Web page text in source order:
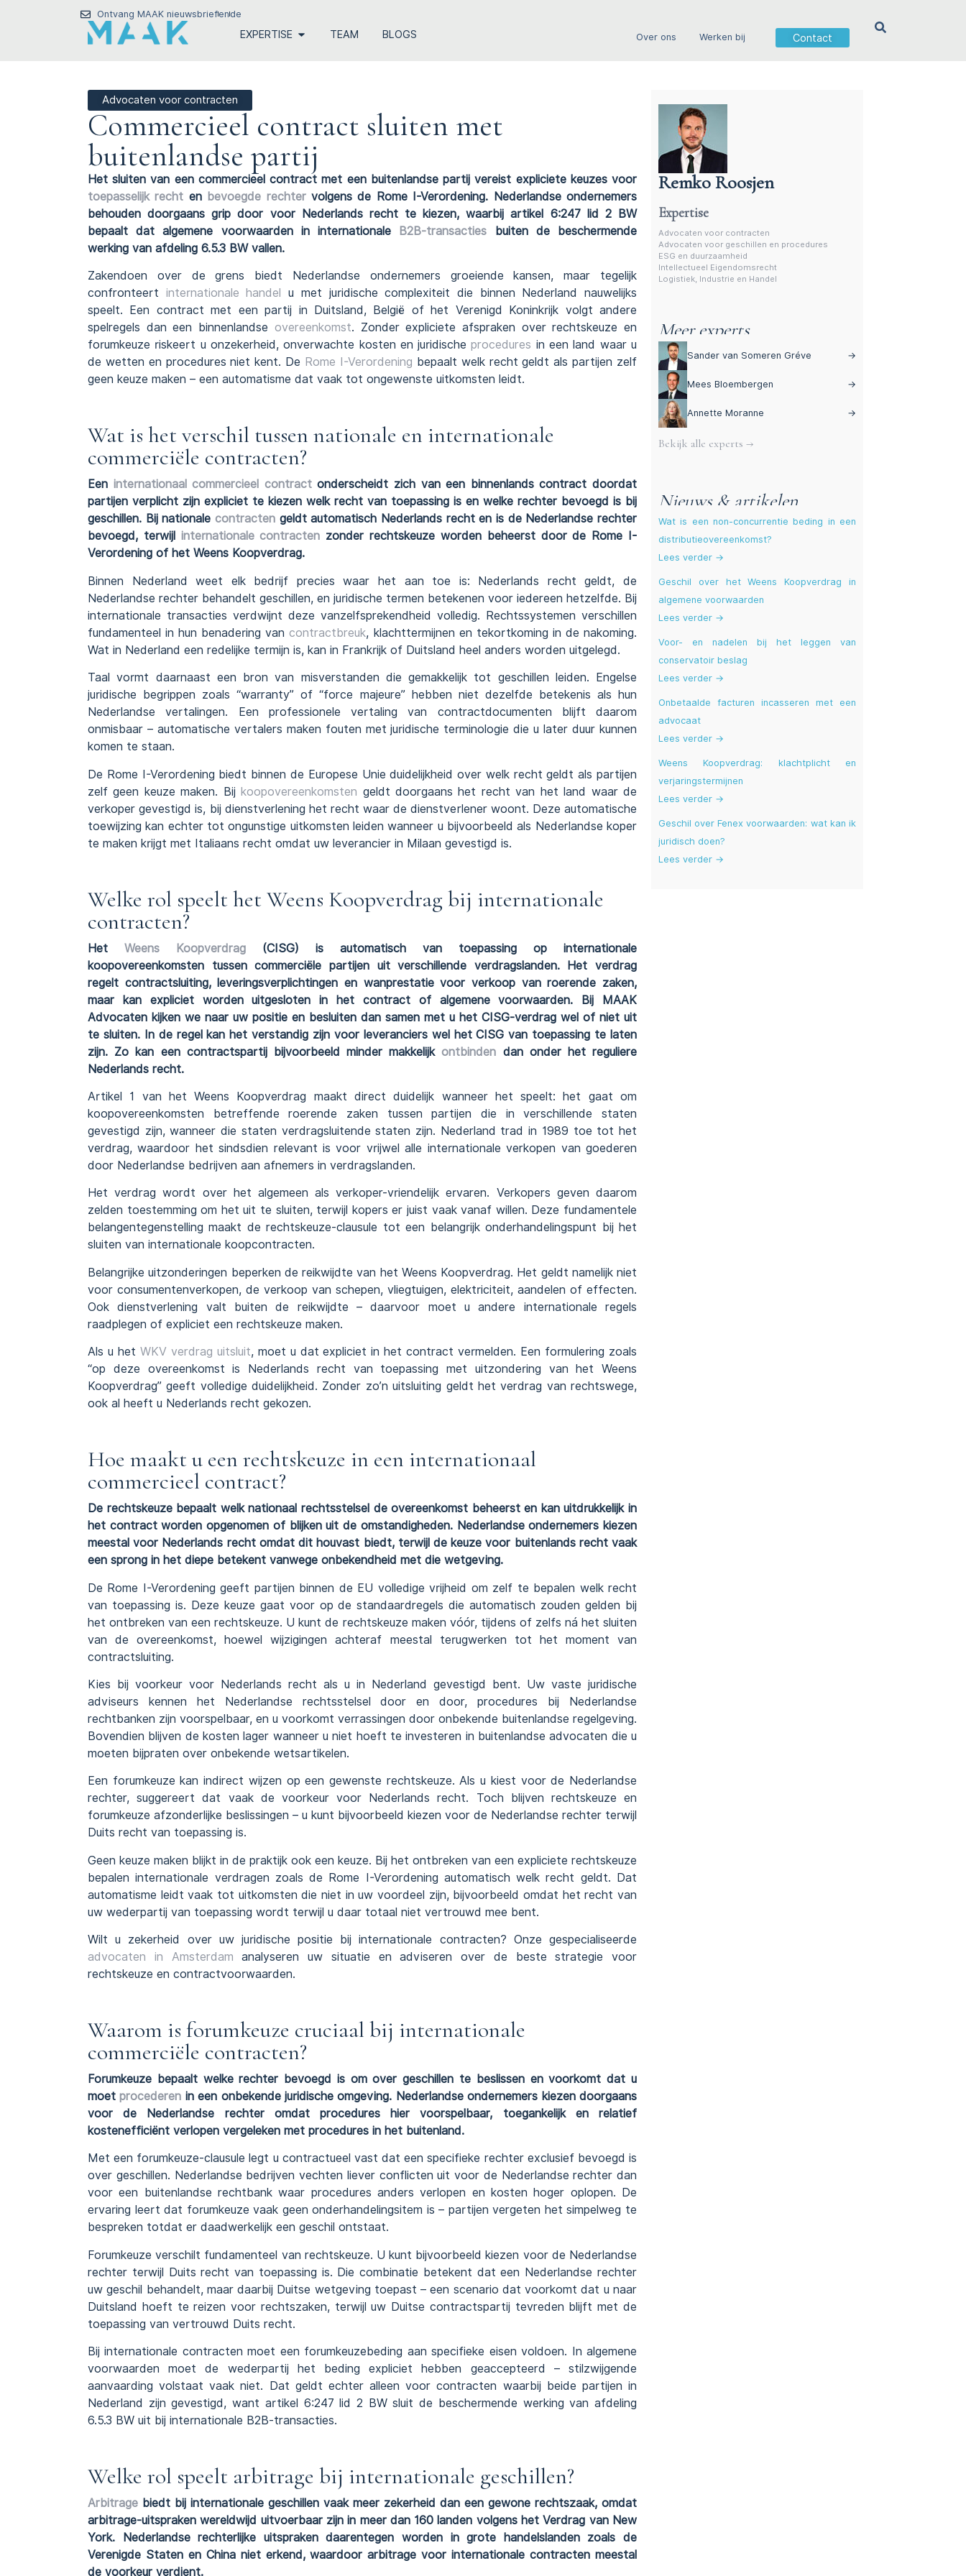
Ontvang MAAK nieuwsbriefende
EXPERTISE TEAM BLOGS Over ons Werken bij Contact
Advocaten voor contracten
Commercieel contract sluiten met
buitenlandse partij
Het sluiten van een commercieel contract met een buitenlandse partij vereist expliciete keuzes voor
toepasselijk recht en bevoegde rechtervolgens de Rome I-Verordening. Nederlandse ondernemers
behouden doorgaans grip door voor Nederlands recht te kiezen, waarbij artikel 6:247 lid 2 BW
bepaalt dat algemene voorwaarden in internationale B2B-transacties buiten de beschermende
werking van afdeling 6.5.3 BW vallen.
Zakendoen over de grens biedt Nederlandse ondernemers groeiende kansen, maar tegelijk
confronteert internationale handel
u met juridische complexiteit die binnen Nederland nauwelijks
speelt. Een contract met een partij in Duitsland, België of het Verenigd Koninkrijk volgt andere
spelregels dan een binnenlandse overeenkomst. Zonder expliciete afspraken over rechtskeuze en
forumkeuze riskeert u onzekerheid, onverwachte kosten en juridischeprocedures in een land waar u
de wetten en procedures niet kent. De Rome I-Verordening bepaalt welk recht geldt als partijen zelf
geen keuze maken – een automatisme dat vaak tot ongewenste uitkomsten leidt.
Wat is het verschil tussen nationale en internationale
commerciële contracten?
Een internationaal commercieel contractonderscheidt zich van een binnenlands contract doordat
partijen verplicht zijn expliciet te kiezen welk recht van toepassing is en welke rechter bevoegd is bij
geschillen. Bij nationale contracten geldt automatisch Nederlands recht en is de Nederlandse rechter
bevoegd, terwijl internationale contracten zonder rechtskeuze worden beheerst door de Rome I-
Verordening of het Weens Koopverdrag.
Binnen Nederland weet elk bedrijf precies waar het aan toe is: Nederlands recht geldt, de
Nederlandse rechter behandelt geschillen, en juridische termen betekenen voor iedereen hetzelfde. Bij
internationale transacties verdwijnt deze vanzelfsprekendheid volledig. Rechtssystemen verschillen
fundamenteel in hun benadering vancontractbreuk, klachttermijnen en tekortkoming in de nakoming.
Wat in Nederland een redelijke termijn is, kan in Frankrijk of Duitsland heel anders worden uitgelegd.
Taal vormt daarnaast een bron van misverstanden die gemakkelijk tot geschillen leiden. Engelse
juridische begrippen zoals “warranty” of “force majeure” hebben niet dezelfde betekenis als hun
Nederlandse vertalingen. Een professionele vertaling van contractdocumenten blijft daarom
onmisbaar – automatische vertalers maken fouten met juridische terminologie die u later duur kunnen
komen te staan.
De Rome I-Verordening biedt binnen de Europese Unie duidelijkheid over welk recht geldt als partijen
zelf geen keuze maken. Bijkoopovereenkomsten geldt doorgaans het recht van het land waar de
verkoper gevestigd is, bij dienstverlening het recht waar de dienstverlener woont. Deze automatische
toewijzing kan echter tot ongunstige uitkomsten leiden wanneer u bijvoorbeeld als Nederlandse koper
te maken krijgt met Italiaans recht omdat uw leverancier in Milaan gevestigd is.
Welke rol speelt het Weens Koopverdrag bij internationale
contracten?
Het Weens Koopverdrag (CISG) is automatisch van toepassing op internationale
koopovereenkomsten tussen commerciële partijen uit verschillende verdragslanden. Het verdrag
regelt contractsluiting, leveringsverplichtingen en wanprestatie voor verkoop van roerende zaken,
maar kan expliciet worden uitgesloten in het contract of algemene voorwaarden. Bij MAAK
Advocaten kijken we naar uw positie en besluiten dan samen met u het CISG-verdrag wel of niet uit
te sluiten. In de regel kan het verstandig zijn voor leveranciers wel het CISG van toepassing te laten
zijn. Zo kan een contractspartij bijvoorbeeld minder makkelijkontbinden dan onder het reguliere
Nederlands recht.
Artikel 1 van het Weens Koopverdrag maakt direct duidelijk wanneer het speelt: het gaat om
koopovereenkomsten betreffende roerende zaken tussen partijen die in verschillende staten
gevestigd zijn, wanneer die staten verdragsluitende staten zijn. Nederland trad in 1989 toe tot het
verdrag, waardoor het sindsdien relevant is voor vrijwel alle internationale verkopen van goederen
door Nederlandse bedrijven aan afnemers in verdragslanden.
Het verdrag wordt over het algemeen als verkoper-vriendelijk ervaren. Verkopers geven daarom
zelden toestemming om het uit te sluiten, terwijl kopers er juist vaak vanaf willen. Deze fundamentele
belangentegenstelling maakt de rechtskeuze-clausule tot een belangrijk onderhandelingspunt bij het
sluiten van internationale koopcontracten.
Belangrijke uitzonderingen beperken de reikwijdte van het Weens Koopverdrag. Het geldt namelijk niet
voor consumentenverkopen, de verkoop van schepen, vliegtuigen, elektriciteit, aandelen of effecten.
Ook dienstverlening valt buiten de reikwijdte – daarvoor moet u andere internationale regels
raadplegen of expliciet een rechtskeuze maken.
Als u het WKV verdrag uitsluit, moet u dat expliciet in het contract vermelden. Een formulering zoals
“op deze overeenkomst is Nederlands recht van toepassing met uitzondering van het Weens
Koopverdrag” geeft volledige duidelijkheid. Zonder zo’n uitsluiting geldt het verdrag van rechtswege,
ook al heeft u Nederlands recht gekozen.
Hoe maakt u een rechtskeuze in een internationaal
commercieel contract?
De rechtskeuze bepaalt welk nationaal rechtsstelsel de overeenkomst beheerst en kan uitdrukkelijk in
het contract worden opgenomen of blijken uit de omstandigheden. Nederlandse ondernemers kiezen
meestal voor Nederlands recht omdat dit houvast biedt, terwijl de keuze voor buitenlands recht vaak
een sprong in het diepe betekent vanwege onbekendheid met die wetgeving.
De Rome I-Verordening geeft partijen binnen de EU volledige vrijheid om zelf te bepalen welk recht
van toepassing is. Deze keuze gaat voor op de standaardregels die automatisch zouden gelden bij
het ontbreken van een rechtskeuze. U kunt de rechtskeuze maken vóór, tijdens of zelfs ná het sluiten
van de overeenkomst, hoewel wijzigingen achteraf meestal terugwerken tot het moment van
contractsluiting.
Kies bij voorkeur voor Nederlands recht als u in Nederland gevestigd bent. Uw vaste juridische
adviseurs kennen het Nederlandse rechtsstelsel door en door, procedures bij Nederlandse
rechtbanken zijn voorspelbaar, en u voorkomt verrassingen door onbekende buitenlandse regelgeving.
Bovendien blijven de kosten lager wanneer u niet hoeft te investeren in buitenlandse advocaten die u
moeten bijpraten over onbekende wetsartikelen.
Een forumkeuze kan indirect wijzen op een gewenste rechtskeuze. Als u kiest voor de Nederlandse
rechter, suggereert dat vaak de voorkeur voor Nederlands recht. Toch blijven rechtskeuze en
forumkeuze afzonderlijke beslissingen – u kunt bijvoorbeeld kiezen voor de Nederlandse rechter terwijl
Duits recht van toepassing is.
Geen keuze maken blijkt in de praktijk ook een keuze. Bij het ontbreken van een expliciete rechtskeuze
bepalen internationale verdragen zoals de Rome I-Verordening automatisch welk recht geldt. Dat
automatisme leidt vaak tot uitkomsten die niet in uw voordeel zijn, bijvoorbeeld omdat het recht van
uw wederpartij van toepassing wordt terwijl u daar totaal niet vertrouwd mee bent.
Wilt u zekerheid over uw juridische positie bij internationale contracten? Onze gespecialiseerde
advocaten in Amsterdam analyseren uw situatie en adviseren over de beste strategie voor
rechtskeuze en contractvoorwaarden.
Waarom is forumkeuze cruciaal bij internationale
commerciële contracten?
Forumkeuze bepaalt welke rechter bevoegd is om over geschillen te beslissen en voorkomt dat u
moetprocederen in een onbekende juridische omgeving. Nederlandse ondernemers kiezen doorgaans
voor de Nederlandse rechter omdat procedures hier voorspelbaar, toegankelijk en relatief
kostenefficiënt verlopen vergeleken met procedures in het buitenland.
Met een forumkeuze-clausule legt u contractueel vast dat een specifieke rechter exclusief bevoegd is
over geschillen. Nederlandse bedrijven vechten liever conflicten uit voor de Nederlandse rechter dan
voor een buitenlandse rechtbank waar procedures anders verlopen en kosten hoger oplopen. De
ervaring leert dat forumkeuze vaak geen onderhandelingsitem is – partijen vergeten het simpelweg te
bespreken totdat er daadwerkelijk een geschil ontstaat.
Forumkeuze verschilt fundamenteel van rechtskeuze. U kunt bijvoorbeeld kiezen voor de Nederlandse
rechter terwijl Duits recht van toepassing is. Die combinatie betekent dat een Nederlandse rechter
uw geschil behandelt, maar daarbij Duitse wetgeving toepast – een scenario dat voorkomt dat u naar
Duitsland hoeft te reizen voor rechtszaken, terwijl uw Duitse contractspartij tevreden blijft met de
toepassing van vertrouwd Duits recht.
Bij internationale contracten moet een forumkeuzebeding aan specifieke eisen voldoen. In algemene
voorwaarden moet de wederpartij het beding expliciet hebben geaccepteerd – stilzwijgende
aanvaarding volstaat vaak niet. Dat geldt echter alleen voor contracten waarbij beide partijen in
Nederland zijn gevestigd, want artikel 6:247 lid 2 BW sluit de beschermende werking van afdeling
6.5.3 BW uit bij internationale B2B-transacties.
Welke rol speelt arbitrage bij internationale geschillen?
Arbitrage biedt bij internationale geschillen vaak meer zekerheid dan een gewone rechtszaak, omdat
arbitrage-uitspraken wereldwijd uitvoerbaar zijn in meer dan 160 landen volgens het Verdrag van New
York. Nederlandse rechterlijke uitspraken daarentegen worden in grote handelslanden zoals de
Verenigde Staten en China niet erkend, waardoor arbitrage voor internationale contracten meestal
de voorkeur verdient.
Remko Roosjen
Advocaat contractenrecht
Expertise
Advocaten voor contracten
Advocaten voor geschillen en procedures
ESG en duurzaamheid
Intellectueel Eigendomsrecht
Logistiek, Industrie en Handel
Meer experts
Sander van Someren Gréve →
Mees Bloembergen →
Annette Moranne →
Bekijk alle experts →
Nieuws & artikelen
Wat is een non-concurrentie beding in een
distributieovereenkomst?
Lees verder →
Geschil over het Weens Koopverdrag in
algemene voorwaarden
Lees verder →
Voor- en nadelen bij het leggen van
conservatoir beslag
Lees verder →
Onbetaalde facturen incasseren met een
advocaat
Lees verder →
Weens Koopverdrag: klachtplicht en
verjaringstermijnen
Lees verder →
Geschil over Fenex voorwaarden: wat kan ik
juridisch doen?
Lees verder →